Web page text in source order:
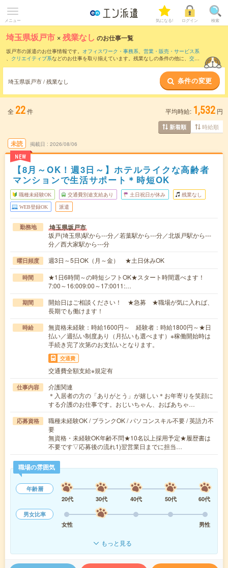
メニュー 気になる! ログイン 検索
埼玉県坂戸市 ×残業なし のお仕事一覧
坂戸市の派遣のお仕事情報です。 オフィスワーク・事務系、 営業・販売・サービス系
、 クリエイティブ系などのお仕事を取り揃えています。残業なしの条件の他に、 交通
埼玉県坂戸市 / 残業なし 条件の変更
全 22件 平均時給: 1,532 円
新着順 時給順
未読
NEW
掲載日 2026/08/06
【8月～OK！週3日～】ホテルライクな高齢者
マンションで生活サポート＊時短OK
職種未経験OK 交通費別途支給あり 土日祝日が休み 残業なし
WEB登録OK 派遣
勤務地 埼玉県坂戸市
坂戸(埼玉県)駅から---分／若葉駅から---分／北坂戸駅から---
分／西大家駅から---分
曜日頻度 週3日～5日OK（月～金） ★土日休みOK
時間
★1日6時間～の時短シフトOK★スタート時間選べます！
7:00～16:009:00～17:0011:…
期間
開始日はご相談ください！ ★急募 ★職場が気に入れば、
長期でも働けます！
時給
無資格未経験：時給1600円～ 経験者：時給1800円～★日
払い／週払い制度あり（月払いも選べます）※稼働開始時は
手続き完了次第のお支払いとなります。
交通費
交通費全額支給※規定有
仕事内容
介護関連
＊入居者の方の「ありがとう」が嬉しい＊お年寄りを笑顔に
する介護のお仕事です。おじいちゃん、おばあちゃ…
応募資格
職種未経験OK / ブランクOK / パソコンスキル不要 / 英語力不
要
無資格・未経験OK年齢不問★10名以上採用予定★履歴書は
不要です▽応募後の流れ1)翌営業日までに担当…
職場の雰囲気
年齢層
20代
30代 40代 50代
60代
男女比率
女性
男性
もっと見る